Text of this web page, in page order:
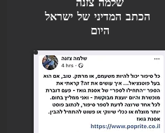
הכתב המדיני של ישראל
היום